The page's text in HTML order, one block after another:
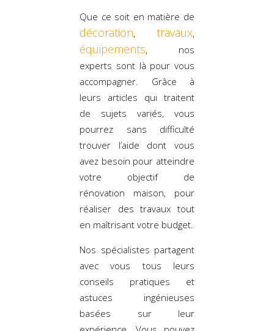
Que ce soit en matière de
décoration, travaux,
équipements, nos
experts sont là pour vous
accompagner. Grâce à
leurs articles qui traitent
de sujets variés, vous
pourrez sans difficulté
trouver l’aide dont vous
avez besoin pour atteindre
votre objectif de
rénovation maison, pour
réaliser des travaux tout
en maîtrisant votre budget.
Nos spécialistes partagent
avec vous tous leurs
conseils pratiques et
astuces ingénieuses
basées sur leur